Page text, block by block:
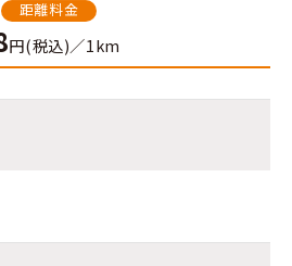
距離料金
円(税込)／1km